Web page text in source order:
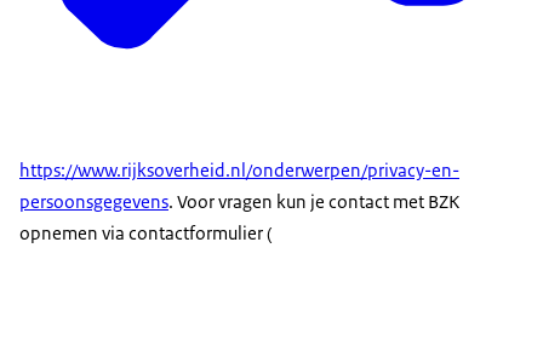
https://www.rijksoverheid.nl/onderwerpen/privacy-en-
persoonsgegevens. Voor vragen kun je contact met BZK
opnemen via contactformulier (